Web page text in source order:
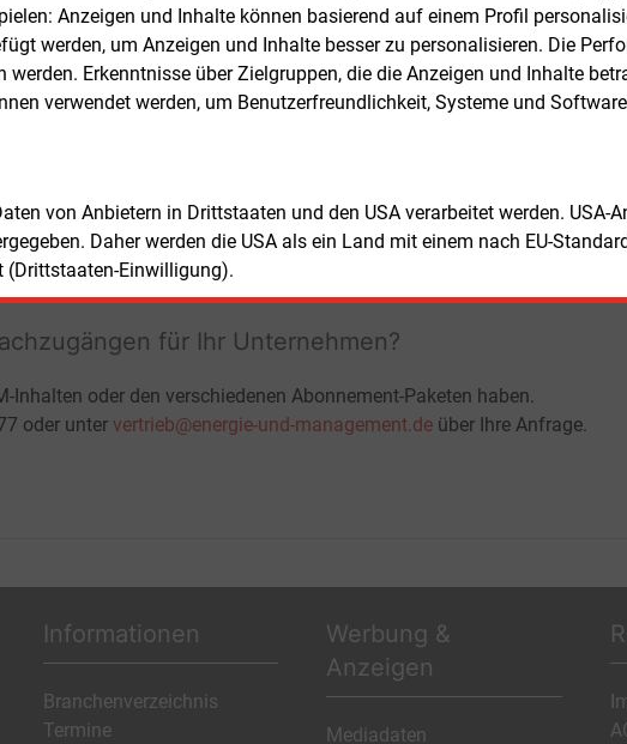
Anzeigen und Inhalte können basierend auf einem Profil
werden, um Anzeigen und Inhalte besser zu personalisieren. Die
werden. Erkenntnisse über Zielgruppen, die die Anzeigen und Inhalte
verwendet werden, um Benutzerfreundlichkeit, Systeme und
von Anbietern in Drittstaaten und den USA verarbeitet werden. USA-
Daher werden die USA als ein Land mit einem nach EU-
(Drittstaaten-Einwilligung).
Zwei Wochen kostenfreier Zugang
Zugang auf stündlich aktualisierte
Nachrichten mit Prognose- und
ohne automatische Verlängerung
für Ihr Unternehmen?
Inhalten oder den verschiedenen Abonnement-Paketen haben.
oder unter vertrieb@energie-und-management.de über Ihre Anfrage.
Informationen
Branchenverzeichnis
Termine
Werbung &
Anzeigen
Mediadaten